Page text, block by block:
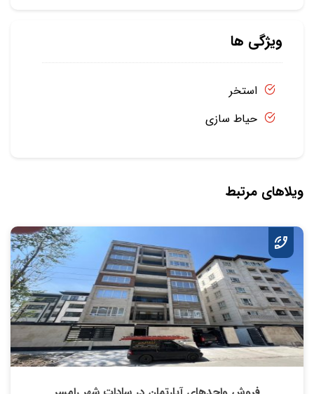
ویژگی ها
استخر
حیاط سازی
ویلاهای مرتبط